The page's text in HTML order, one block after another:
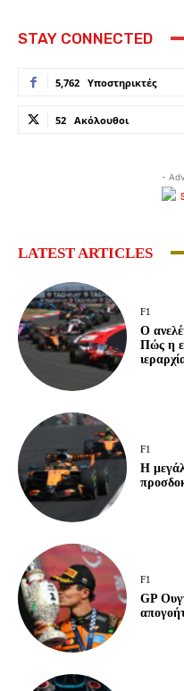
STAY CONNECTED
5,762 Υποστηρικτές
52 Ακόλουθοι
-
LATEST ARTICLES
F1
Ο
Πώς η
F1
Η
F1
GP